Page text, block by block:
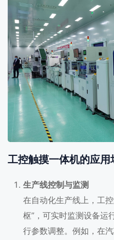
工控触摸一体机的应用
生产线控制与监测
在自动化生产线上，工
枢”，可实时监测设备运
行参数调整。例如，在